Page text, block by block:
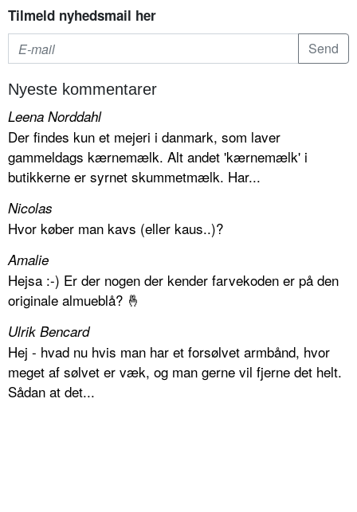
Tilmeld nyhedsmail her
Nyeste kommentarer
Leena Norddahl
Der findes kun et mejeri i danmark, som laver
gammeldags kærnemælk. Alt andet 'kærnemælk' i
butikkerne er syrnet skummetmælk. Har...
Nicolas
Hvor køber man kavs (eller kaus..)?
Amalie
Hejsa :-) Er der nogen der kender farvekoden er på den
originale almueblå? 🤞
Ulrik Bencard
Hej - hvad nu hvis man har et forsølvet armbånd, hvor
meget af sølvet er væk, og man gerne vil fjerne det helt.
Sådan at det...